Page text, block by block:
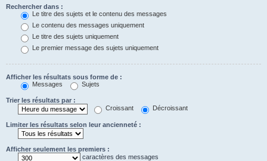
Rechercher dans :
Le titre des sujets et le contenu des messages
Le contenu des messages uniquement
Le titre des sujets uniquement
Le premier message des sujets uniquement
Afficher les résultats sous forme de :
Messages
Sujets
Trier les résultats par :
Croissant
Décroissant
Limiter les résultats selon leur ancienneté :
Afficher seulement les premiers :
caractères des messages